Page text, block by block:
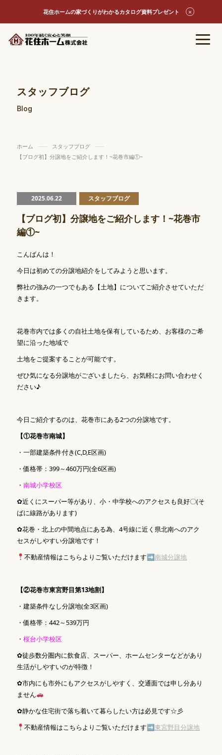
花住ホームの家づくりがわかるカタログ資料プレゼント
スタッフブログ
Blog
ホーム
スタッフブログ
【ブログ初】分譲地をご紹介します！~花巻市編①~
2025.06.22 スタッフブログ
【ブログ初】分譲地をご紹介します！~花巻市
編①~
こんばんは！
今日は初めての分譲地紹介をしてみようと思います。
弊社の強みの一つでもある【土地】についてご紹介させていただ
きます。
花巻市内では多くの自社土地を保有しているため、お客様のご希
望に沿った地域で
土地をご提案することが可能です。
ぜひ気になる分譲地がございましたら、お気軽にお問い合わせく
ださい♪
今日ご紹介するのは、花巻市にある2つの分譲地です。
【①花巻市南城】
・一部建築条件付き(C,D,E区画)
・価格帯：399～460万円(全6区画)
・南城小学校区
✿近くにスーパー等があり、小・中学校へのアクセスも良好〇(そ
ばに線路があります)
✿花巻・北上の中間地点にある為、4号線に近く県北南へのアク
セスがしやすい分譲地です！
不動産情報はこちらよりご覧いただけます➡南城分譲地
【②花巻市東宮野目第13地割】
・建築条件なし分譲地(全3区画)
・価格帯：442～539万円
・桜台小学校区
✿徒歩数分圏内に飲食店、スーパー、ホームセンターなどがあり
生活がしやすいのが特徴！
✿市内にも市外にもアクセスがしやすく、交通面では申し分あり
ません
✿静かな住宅街で落ち着いて暮らしたい方は必見です☆彡
不動産情報はこちらよりご覧いただけます➡東宮野目分譲地